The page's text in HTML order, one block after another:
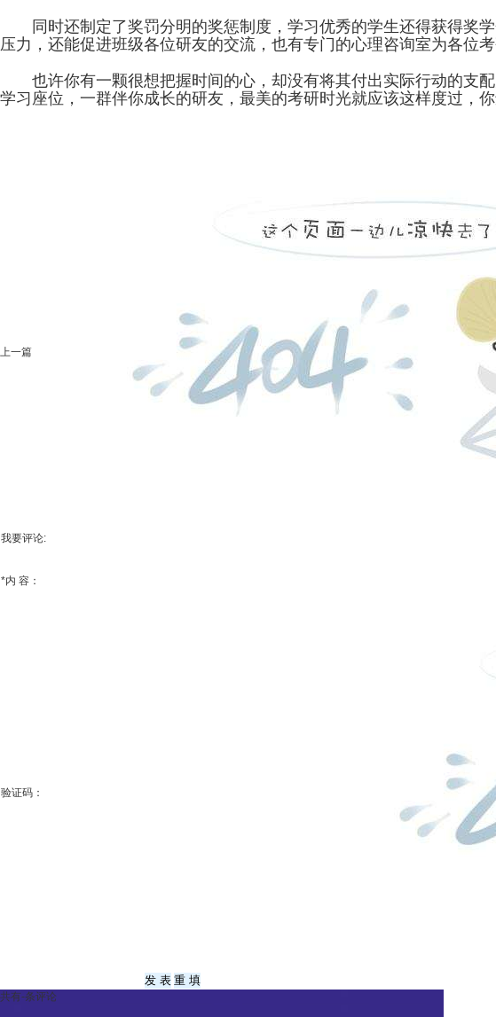
同时还制定了奖罚分明的奖惩制度，学习优秀的学生还得获得奖学
压力，还能促进班级各位研友的交流，也有专门的心理咨询室为各位
也许你有一颗很想把握时间的心，却没有将其付出实际行动的支配
学习座位，一群伴你成长的研友，最美的考研时光就应该这样度过，
上一篇
我要评论:
*内 容：
验证码：
共有-条评论